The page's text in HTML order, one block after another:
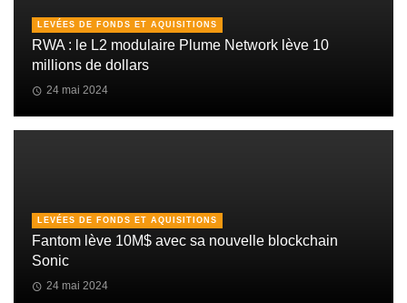
LEVÉES DE FONDS ET AQUISITIONS
RWA : le L2 modulaire Plume Network lève 10
millions de dollars
24 mai 2024
LEVÉES DE FONDS ET AQUISITIONS
Fantom lève 10M$ avec sa nouvelle blockchain
Sonic
24 mai 2024